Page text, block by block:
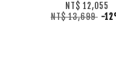
NT$ 12,055
NT$ 13,699 -